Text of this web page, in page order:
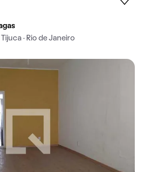
· Rio de Janeiro